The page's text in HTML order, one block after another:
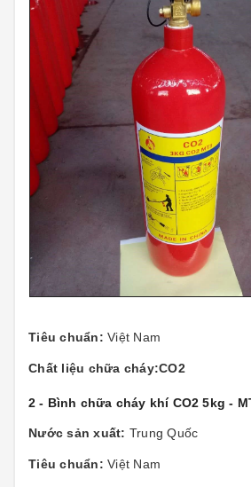
Tiêu chuẩn: Việt Nam
Chất liệu chữa cháy:CO2
2 - Bình chữa cháy khí CO2 5kg -
Nước sản xuất: Trung Quốc
Tiêu chuẩn: Việt Nam